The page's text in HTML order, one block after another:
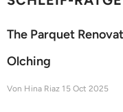
The Parquet
Olching
Von Hina Riaz 15 Oct 2025